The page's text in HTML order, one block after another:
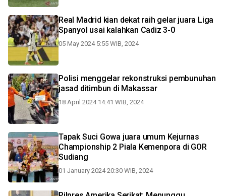
Real Madrid kian dekat raih gelar juara Liga
Spanyol usai kalahkan Cadiz 3-0
05 May 2024 5:55 WIB, 2024
Polisi menggelar rekonstruksi pembunuhan
jasad ditimbun di Makassar
18 April 2024 14:41 WIB, 2024
Tapak Suci Gowa juara umum Kejurnas
Championship 2 Piala Kemenpora di GOR
Sudiang
01 January 2024 20:30 WIB, 2024